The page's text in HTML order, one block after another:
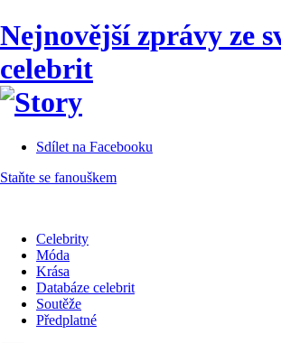
Nejnovější zprávy ze
celebrit
Sdílet na Facebooku
Staňte se fanouškem
Celebrity
Móda
Krása
Databáze celebrit
Soutěže
Předplatné